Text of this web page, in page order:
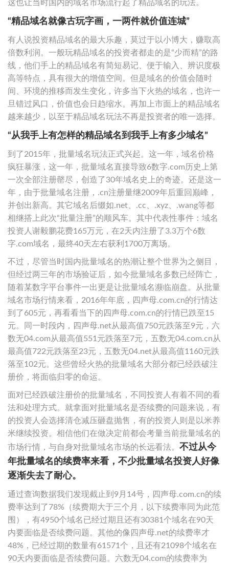
这也让当时国内的域名市场流行起了精品域名的玩法。
“精品域名就像古玩字画，一两件就价值连城”
有人说投资精品域名的最大乐趣，莫过于以小博大，赚取高
倍数利润。一般玩精品域名的投资者都走的是“少而精”的路
线，他们手上的精品域名有简短易记、便于输入、辨识度极
高等特点，具有很大的增值空间。但是域名的价值会随时
间、环境的推移而发生变化，许多当下火热的域名，也许一
旦错过风口，价值也会日趋缩水。再加上市面上的精品域名
越来越少，以至于精品域名玩法不再是投资者的唯一选择。
“从我手上有怎样的精品域名到我手上有多少域名”
到了2015年，批量域名玩法正式兴起。这一年，域名价格
疯狂暴涨，这一年，批量域名直接导致6数字.com历史上第
一次全部注册罄尽，创造了30年域名史上的奇迹。还是这一
年，由于批量域名注册，.cn注册量继2009年后重回巅峰，
并创出新高。其它域名后缀如.net、.cc、.xyz、.wang等都
相继搭上此次“批量注册”的顺风车。其中代表性事件：域名
投资人谢毅鹏花费165万元，在2天内注册了3.3万个6数
字.com域名，最终40天左右获利1700万离场。
不过，尽管当时国内批量域名的热潮让整个世界为之侧目，
但经过两三年的市场验证后，如今批量域名多数已经阵亡，
随着某数字平台事件一出更是让批量域名濒临崩盘。从批量
域名市场行情来看，2016年年底，四声母.com.cn的行情达
到了605元，再看看当下的四声母.com.cn的行情已跌至15
元。同一时段内，四声母.net从最高值750元跌落至9元，六
数无04.com从最高值551元跌落至7元，五数无04.com.cn从
最高值722元跌落至23元，五数无04.net从最高值1160元跌
落至102元。这些曾经火热的批量域名大部分都已经跌破注
册价，将面临归零的命运。
面对已经跌破注册价的批量域名，不同投资人有着不同的看
法和处理方式。就拿面对批量域名是否续费的问题来说，有
的投资人会选择清仓减压砸盘抛售，有的投资人则是以米养
米继续投资。相信他们在做决定前都会考量当前批量域名的
市场行情，与自身对批量域名市场的长远看法。 不过从今
年批量域名的续费率来看，不少批量域名投资人好像
逐渐失去了耐心。
通过查询数据我们发现截止到9月14号，四声母.com.cn的续
费率达到了78%（续费期大于三个月，以下续费率同为此范
围），有4950个域名已经过期且还有30381个域名在90天
内要面临是否续费问题。其他的像四声母.net的续费率才
48%，已经过期的数量有61571个，且还有21098个域名在
90天内要面临是否续费问题。六数无04.com的续费率为